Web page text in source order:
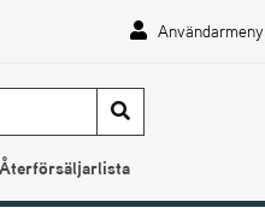
Användarmeny
Återförsäljarlista